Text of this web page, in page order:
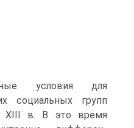
условия для
социальных групп
XIII в. В это время